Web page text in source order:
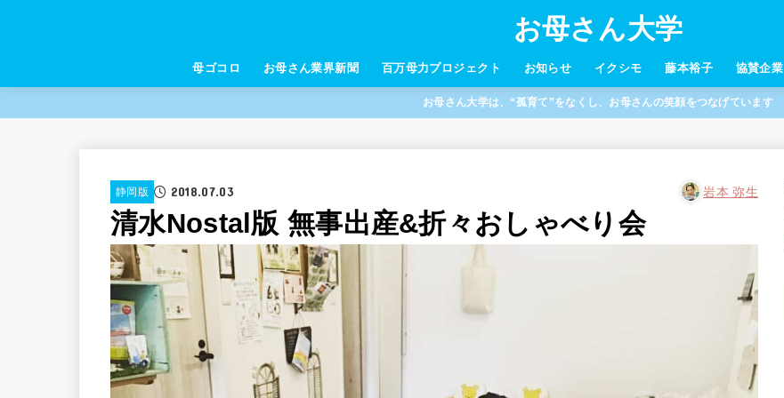
お母さん大学
母ゴコロ お母さん業界新聞 百万母力プロジェクト お知らせ イクシモ 藤本裕子 協賛企業
お母さん大学は、“孤育て”をなくし、お母さんの笑顔をつなげています
静岡版 2018.07.03 岩本 弥生
清水Nostal版 無事出産&折々おしゃべり会